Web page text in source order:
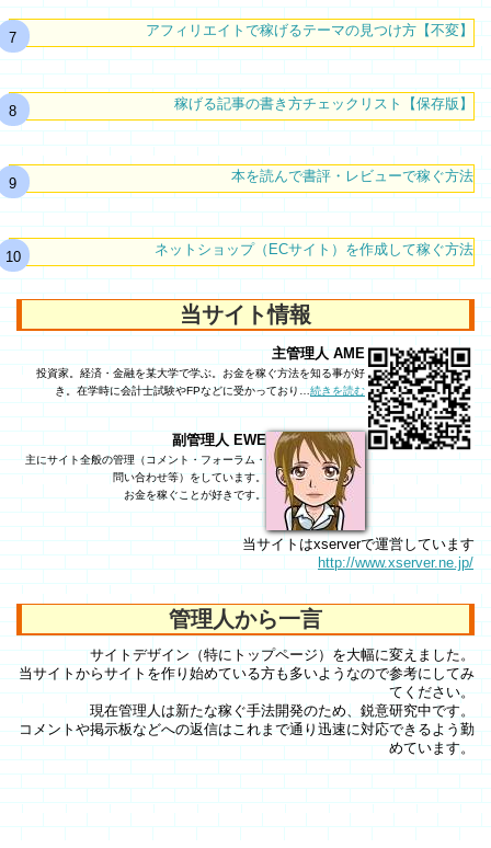
アフィリエイトで稼げるテーマの見つけ方【不変】
稼げる記事の書き方チェックリスト【保存版】
本を読んで書評・レビューで稼ぐ方法
ネットショップ（ECサイト）を作成して稼ぐ方法
当サイト情報
主管理人 AME
投資家。経済・金融を某大学で学ぶ。お金を稼ぐ方法を知る事が好
き。在学時に会計士試験やFPなどに受かっており…続きを読む
副管理人 EWE
主にサイト全般の管理（コメント・フォーラム・
問い合わせ等）をしています。
お金を稼ぐことが好きです。
当サイトはxserverで運営しています
http://www.xserver.ne.jp/
管理人から一言
サイトデザイン（特にトップページ）を大幅に変えました。
当サイトからサイトを作り始めている方も多いようなので参考にしてみ
てください。
現在管理人は新たな稼ぐ手法開発のため、鋭意研究中です。
コメントや掲示板などへの返信はこれまで通り迅速に対応できるよう勤
めています。